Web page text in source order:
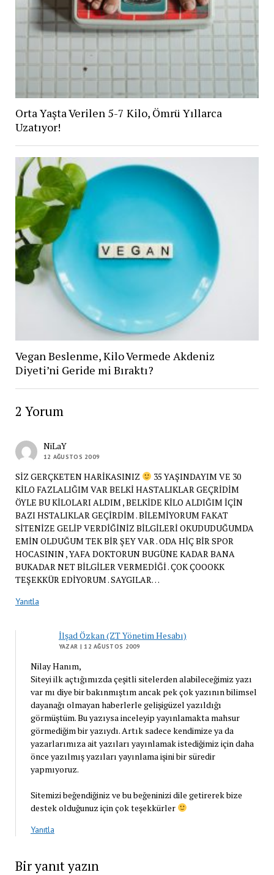
Orta Yaşta Verilen 5-7 Kilo, Ömrü Yıllarca
Uzatıyor!
Vegan Beslenme, Kilo Vermede Akdeniz
Diyeti’ni Geride mi Bıraktı?
2 Yorum
NiLaY
12 AĞUSTOS 2009
SİZ GERÇKETEN HARİKASINIZ
35 YAŞINDAYIM VE 30
KİLO FAZLALIĞIM VAR BELKİ HASTALIKLAR GEÇRİDİM
ÖYLE BU KİLOLARI ALDIM , BELKİDE KİLO ALDIĞIM İÇİN
BAZI HSTALIKLAR GEÇİRDİM . BİLEMİYORUM FAKAT
SİTENİZE GELİP VERDİĞİNİZ BİLGİLERİ OKUDUDUĞUMDA
EMİN OLDUĞUM TEK BİR ŞEY VAR . ODA HİÇ BİR SPOR
HOCASININ , YAFA DOKTORUN BUGÜNE KADAR BANA
BUKADAR NET BİLGİLER VERMEDİĞİ . ÇOK ÇOOOKK
TEŞEKKÜR EDİYORUM . SAYGILAR…
Yanıtla
İlşad Özkan (ZT Yönetim Hesabı)
YAZAR | 12 AĞUSTOS 2009
Nilay Hanım,
Siteyi ilk açtığımızda çeşitli sitelerden alabileceğimiz yazı
var mı diye bir bakınmıştım ancak pek çok yazının bilimsel
dayanağı olmayan haberlerle gelişigüzel yazıldığı
görmüştüm. Bu yazıysa inceleyip yayınlamakta mahsur
görmediğim bir yazıydı. Artık sadece kendimize ya da
yazarlarımıza ait yazıları yayınlamak istediğimiz için daha
önce yazılmış yazıları yayınlama işini bir süredir
yapmıyoruz.
Sitemizi beğendiğiniz ve bu beğeninizi dile getirerek bize
destek olduğunuz için çok teşekkürler
Yanıtla
Bir yanıt yazın